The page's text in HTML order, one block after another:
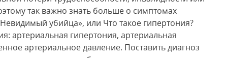
так важно знать больше о симптомах
убийца», или Что такое гипертония?
артериальная гипертония, артериальная
артериальное давление. Поставить диагноз